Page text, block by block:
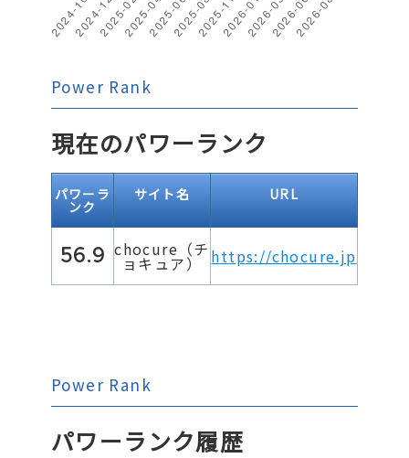
Power Rank
現在のパワーランク
パワーラ
ンク
サイト名 URL
56.9 chocure（チ
ョキュア） https://chocure.jp
Power Rank
パワーランク履歴